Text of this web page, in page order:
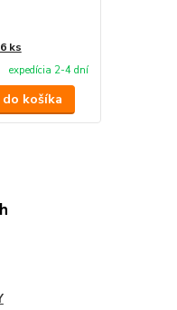
ks
expedícia 2-4 dní
košíka